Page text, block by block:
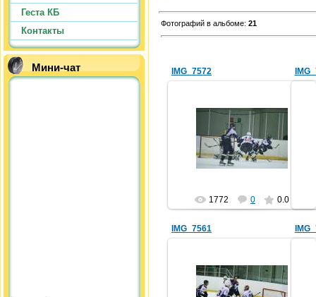
Геста КБ
Контакты
Мини-чат
Фотографий в альбоме: 21
IMG_7572
22.10.2012
shaera
1772 0 0.0
IMG_7561
22.10.2012